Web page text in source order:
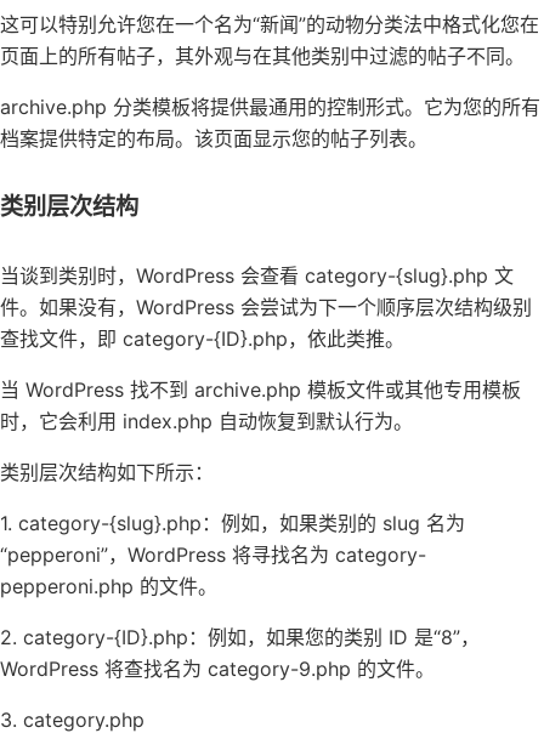
这可以特别允许您在一个名为“新闻”的动物分类法中格式化您在
页面上的所有帖子，其外观与在其他类别中过滤的帖子不同。
archive.php 分类模板将提供最通用的控制形式。它为您的所有
档案提供特定的布局。该页面显示您的帖子列表。
类别层次结构
当谈到类别时，WordPress 会查看 category-{slug}.php 文
件。如果没有，WordPress 会尝试为下一个顺序层次结构级别
查找文件，即 category-{ID}.php，依此类推。
当 WordPress 找不到 archive.php 模板文件或其他专用模板
时，它会利用 index.php 自动恢复到默认行为。
类别层次结构如下所示：
1. category-{slug}.php：例如，如果类别的 slug 名为
“pepperoni”，WordPress 将寻找名为 category-
pepperoni.php 的文件。
2. category-{ID}.php：例如，如果您的类别 ID 是“8”，
WordPress 将查找名为 category-9.php 的文件。
3. category.php